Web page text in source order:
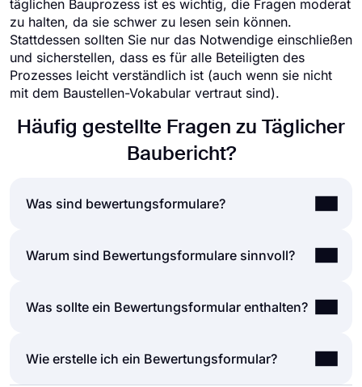
täglichen Bauprozess ist es wichtig, die Fragen moderat
zu halten, da sie schwer zu lesen sein können.
Stattdessen sollten Sie nur das Notwendige einschließen
und sicherstellen, dass es für alle Beteiligten des
Prozesses leicht verständlich ist (auch wenn sie nicht
mit dem Baustellen-Vokabular vertraut sind).
Häufig gestellte Fragen zu Täglicher
Baubericht?
Was sind bewertungsformulare?
Ein Bewertungsformular ist ein Dokument, das eine
Dienstleistung, eines Mitarbeiters oder eines
zur Leistungsbeurteilung, zum Sammeln von
Warum sind Bewertungsformulare sinnvoll?
Unabhängig davon, ob Sie ein Formular zur
einer Selbstbewertung erstellen, hilft es den
Was sollte ein Bewertungsformular enthalten?
Ein typisches Bewertungsformular umfasst
Wie erstelle ich ein Bewertungsformular?